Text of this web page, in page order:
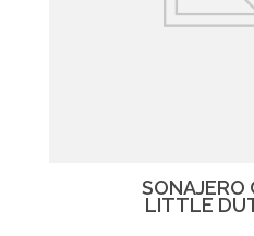
SONAJERO
LITTLE